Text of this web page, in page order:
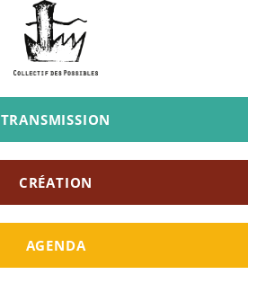
TRANSMISSION
CRÉATION
AGENDA